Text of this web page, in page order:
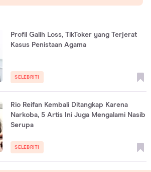
Profil Galih Loss, TikToker yang Terjerat
Kasus Penistaan Agama
SELEBRITI
Rio Reifan Kembali Ditangkap Karena
Narkoba, 5 Artis Ini Juga Mengalami Nasib
Serupa
SELEBRITI